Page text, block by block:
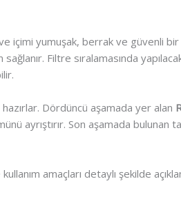
içimi yumuşak, berrak ve güvenli
sağlanır. Filtre sıralamasında
Dördüncü aşamada yer alan
ayrıştırır. Son aşamada bulunan
amaçları detaylı şekilde